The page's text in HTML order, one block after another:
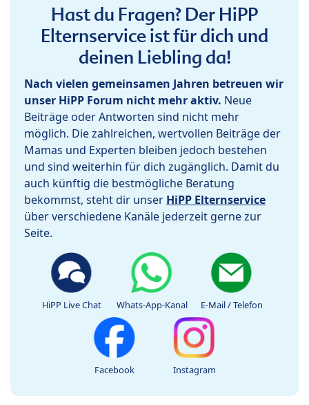
Hast du Fragen? Der HiPP
Elternservice ist für dich und
deinen Liebling da!
Nach vielen gemeinsamen Jahren betreuen wir
unser HiPP Forum nicht mehr aktiv. Neue
Beiträge oder Antworten sind nicht mehr
möglich. Die zahlreichen, wertvollen Beiträge der
Mamas und Experten bleiben jedoch bestehen
und sind weiterhin für dich zugänglich. Damit du
auch künftig die bestmögliche Beratung
bekommst, steht dir unser HiPP Elternservice
über verschiedene Kanäle jederzeit gerne zur
Seite.
HiPP Live Chat Whats-App-Kanal E-Mail / Telefon
Facebook Instagram